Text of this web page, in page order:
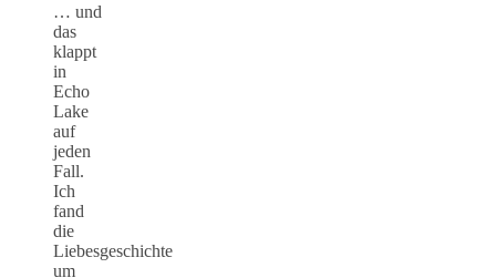
… und
das
klappt
in
Echo
Lake
auf
jeden
Fall.
Ich
fand
die
Liebesgeschichte
um